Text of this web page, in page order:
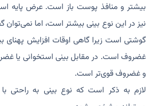
بیشتر و منافذ پوست باز است. عرض پایه
نیز در این نوع بینی بیشتر است، اما
گوشتی است زیرا گاهی اوقات افزایش پهنای
غضروف است. در مقابل بینی استخوانی یا
و غضروف قوی‌تر است.
لازم به ذکر است که نوع بینی به راحتی